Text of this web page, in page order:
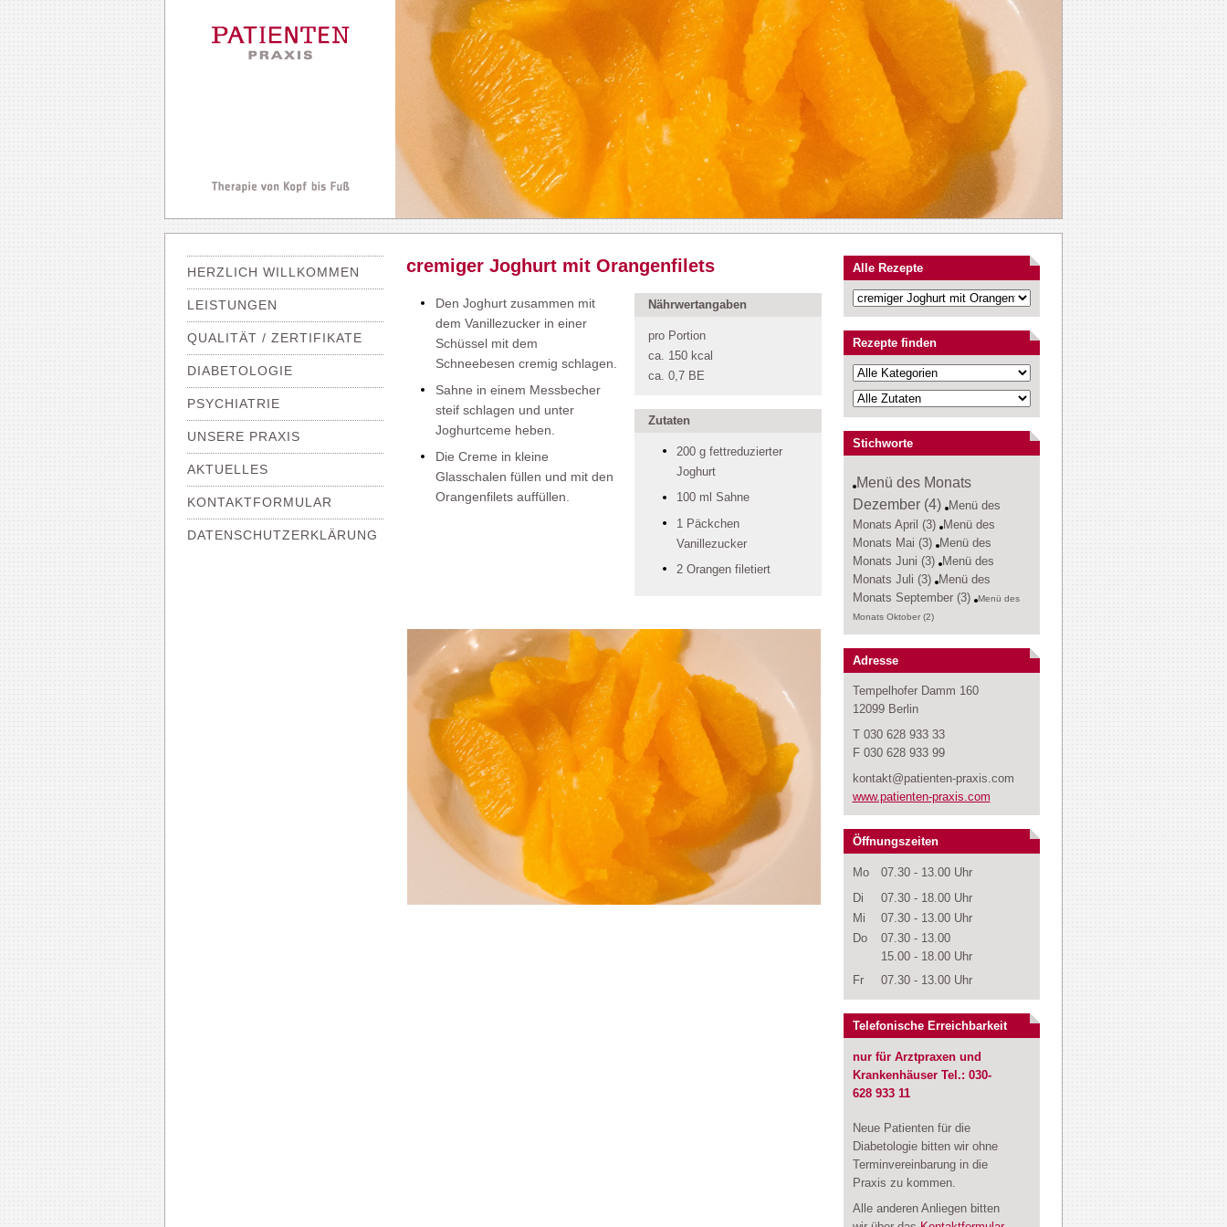
HERZLICH WILLKOMMEN
LEISTUNGEN
QUALITÄT / ZERTIFIKATE
DIABETOLOGIE
PSYCHIATRIE
UNSERE PRAXIS
AKTUELLES
KONTAKTFORMULAR
DATENSCHUTZERKLÄRUNG
cremiger Joghurt mit Orangenfilets
Nährwertangaben
pro Portion
ca. 150 kcal
ca. 0,7 BE
Zutaten
200 g fettreduzierter
Joghurt
100 ml Sahne
1 Päckchen
Vanillezucker
2 Orangen filetiert
Den Joghurt zusammen mit
dem Vanillezucker in einer
Schüssel mit dem
Schneebesen cremig schlagen.
Sahne in einem Messbecher
steif schlagen und unter
Joghurtceme heben.
Die Creme in kleine
Glasschalen füllen und mit den
Orangenfilets auffüllen.
Alle Rezepte
Rezepte finden
Stichworte
Menü des Monats
Dezember (4) Menü des
Monats April (3) Menü des
Monats Mai (3) Menü des
Monats Juni (3) Menü des
Monats Juli (3) Menü des
Monats September (3)
Menü des
Monats Oktober (2)
Adresse
Tempelhofer Damm 160
12099 Berlin
T 030 628 933 33
F 030 628 933 99
kontakt@patienten-praxis.com
www.patienten-praxis.com
Öffnungszeiten
Mo
Di
07.30 - 13.00 Uhr
07.30 - 18.00 Uhr
Mi
07.30 - 13.00 Uhr
Do
07.30 - 13.00
15.00 - 18.00 Uhr
Fr
07.30 - 13.00 Uhr
Telefonische Erreichbarkeit
nur für Arztpraxen und
Krankenhäuser Tel.: 030-
628 933 11
Neue Patienten für die
Diabetologie bitten wir ohne
Terminvereinbarung in die
Praxis zu kommen.
Alle anderen Anliegen bitten